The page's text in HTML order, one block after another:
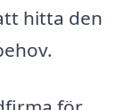
hitta den